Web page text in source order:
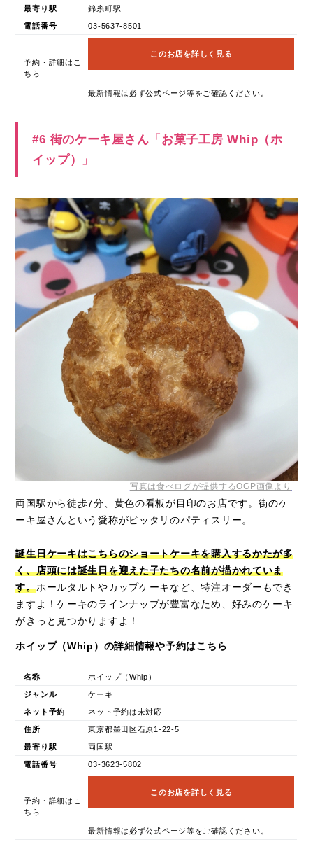
最寄り駅 錦糸町駅
電話番号 03-5637-8501
予約・詳細はこ
ちら
このお店を詳しく見る
最新情報は必ず公式ページ等をご確認ください。
#6 街のケーキ屋さん「お菓子工房 Whip（ホ
イップ）」
写真は食べログが提供するOGP画像より
両国駅から徒歩7分、黄色の看板が目印のお店です。街のケ
ーキ屋さんという愛称がピッタリのパティスリー。
誕生日ケーキはこちらのショートケーキを購入するかたが多
く、店頭には誕生日を迎えた子たちの名前が描かれていま
す。ホールタルトやカップケーキなど、特注オーダーもでき
ますよ！ケーキのラインナップが豊富なため、好みのケーキ
がきっと見つかりますよ！
ホイップ（Whip）の詳細情報や予約はこちら
名称 ホイップ（Whip）
ジャンル ケーキ
ネット予約 ネット予約は未対応
住所 東京都墨田区石原1-22-5
最寄り駅 両国駅
電話番号 03-3623-5802
予約・詳細はこ
ちら
このお店を詳しく見る
最新情報は必ず公式ページ等をご確認ください。